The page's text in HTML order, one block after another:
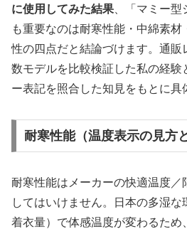
に使用してみた結果 、「マミー
も重要なのは耐寒性能・中綿素
性の四点だと結論づけます。通販
数モデルを比較検証した私の経験
ー表記を照合した知見をもとに具
耐寒性能（温度表示の見方
耐寒性能はメーカーの快適温度／
してはいけません。日本の多湿な
着衣量）で体感温度が変わるため